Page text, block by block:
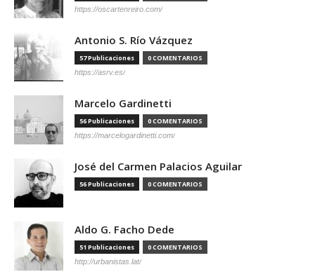
https://oscartenreiro.com/
Antonio S. Río Vázquez
57 Publicaciones 0 COMENTARIOS
https://asrv.es/
Marcelo Gardinetti
56 Publicaciones 0 COMENTARIOS
https://marcelogardinetti.com/
José del Carmen Palacios Aguilar
56 Publicaciones 0 COMENTARIOS
Aldo G. Facho Dede
51 Publicaciones 0 COMENTARIOS
http://urbanistas.lat/